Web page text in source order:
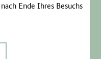
Ende Ihres Besuchs